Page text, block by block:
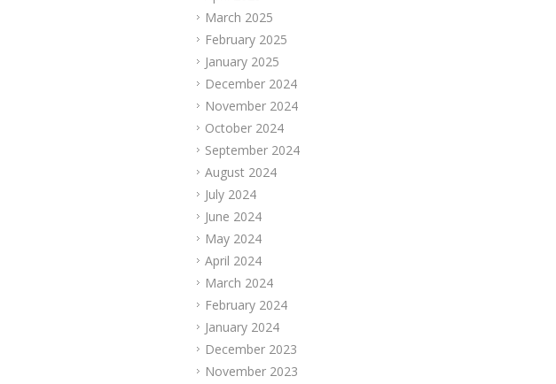
March 2025
February 2025
January 2025
December 2024
November 2024
October 2024
September 2024
August 2024
July 2024
June 2024
May 2024
April 2024
March 2024
February 2024
January 2024
December 2023
November 2023